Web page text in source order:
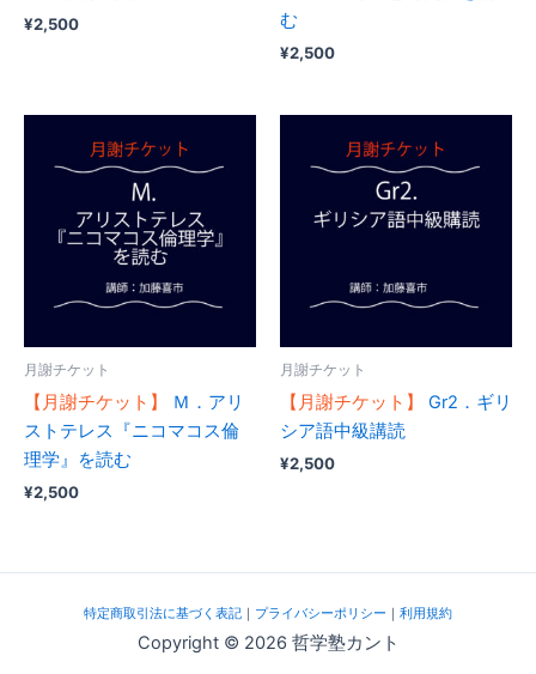
¥2,500
む
¥2,500
月謝チケット
【月謝チケット】
Ｍ．アリ
ストテレス『ニコマコス倫
理学』を読む
¥2,500
月謝チケット
【月謝チケット】
Gr2．ギリ
シア語中級講読
¥2,500
特定商取引法に基づく表記 ｜ プライバシーポリシー ｜ 利用規約
Copyright © 2026 哲学塾カント